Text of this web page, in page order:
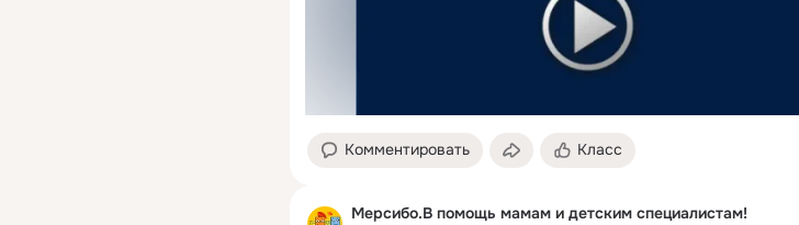
Комментировать Класс
Мерсибо.В помощь мамам и детским специалистам!